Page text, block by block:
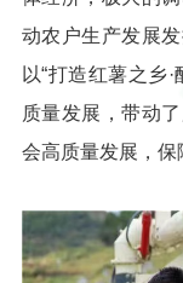
动农户生产发展
以“打造红薯之乡
质量发展，带动
会高质量发展，保